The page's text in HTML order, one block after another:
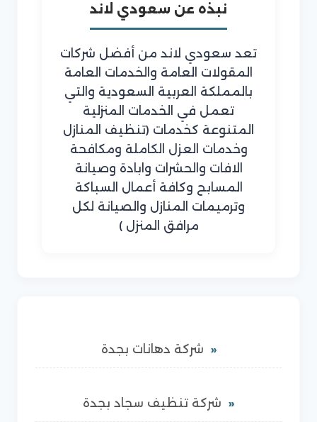
نبذه عن سعودي لاند
تعد سعودي لاند من أفضل شركات
المقولات العامة والخدمات العامة
بالمملكة العربية السعودية والتي
تعمل في الخدمات المنزلية
المتنوعة كخدمات (تنظيف المنازل
وخدمات العزل الكاملة ومكافحة
الافات والحشرات وابادة وصيانة
المسابح وكافة أعمال السباكة
وترميمات المنازل والصيانة لكل
مرافق المنزل )
شركة دهانات بجدة
شركة تنظيف سجاد بجدة